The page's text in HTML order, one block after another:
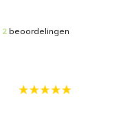
2 beoordelingen